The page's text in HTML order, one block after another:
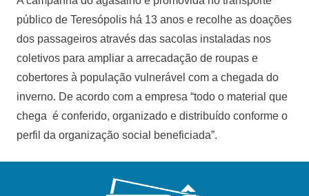
público de Teresópolis há 13 anos e recolhe as doações
dos passageiros através das sacolas instaladas nos
coletivos para ampliar a arrecadação de roupas e
cobertores à população vulnerável com a chegada do
inverno. De acordo com a empresa “todo o material que
chega é conferido, organizado e distribuído conforme o
perfil da organização social beneficiada”.